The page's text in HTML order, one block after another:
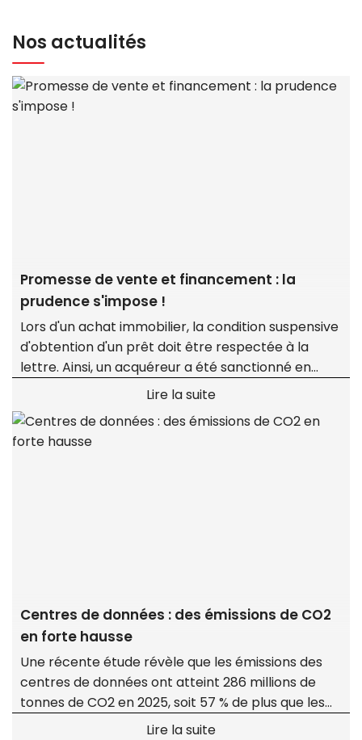
Nos actualités
Promesse de vente et financement : la
prudence s'impose !
Lors d'un achat immobilier, la condition suspensive
d'obtention d'un prêt doit être respectée à la
lettre. Ainsi, un acquéreur a été sanctionné en
justice pour avoir demandé à sa banque un taux
inférieur à celui mentionné dans la promesse,
faisant échouer la transaction.
Lire la suite
Centres de données : des émissions de CO2
en forte hausse
Une récente étude révèle que les émissions des
centres de données ont atteint 286 millions de
tonnes de CO2 en 2025, soit 57 % de plus que les
évaluations antérieures.Lire la suite